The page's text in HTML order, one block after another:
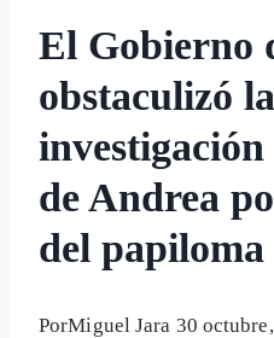
El Gobierno
obstaculizó la
de Andrea
del papiloma
PorMiguel Jara 30